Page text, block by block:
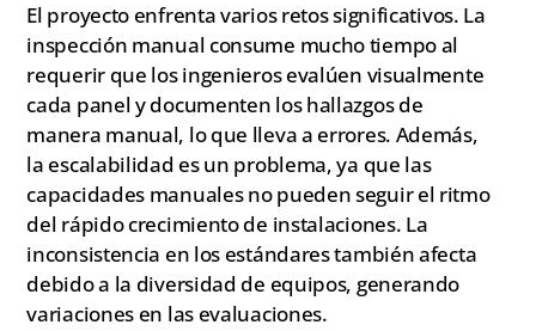
El proyecto enfrenta varios retos significativos. La
inspección manual consume mucho tiempo al
requerir que los ingenieros evalúen visualmente
cada panel y documenten los hallazgos de
manera manual, lo que lleva a errores. Además,
la escalabilidad es un problema, ya que las
capacidades manuales no pueden seguir el ritmo
del rápido crecimiento de instalaciones. La
inconsistencia en los estándares también afecta
debido a la diversidad de equipos, generando
variaciones en las evaluaciones.